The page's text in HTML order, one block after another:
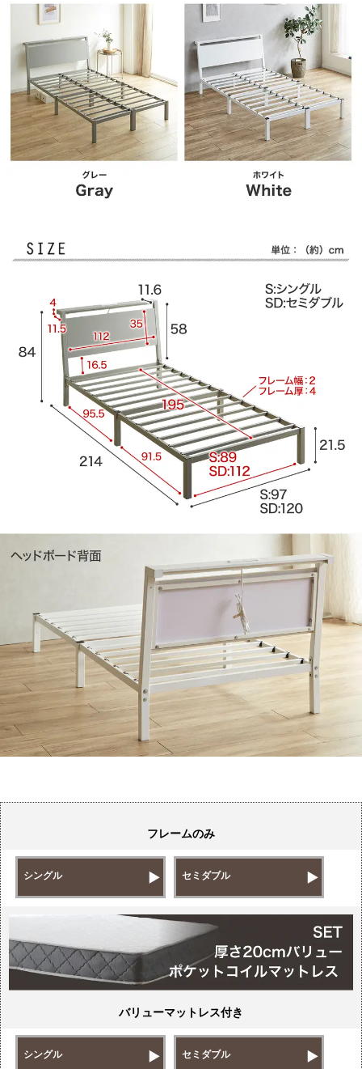
フレームのみ
シングル セミダブル
バリューマットレス付き
シングル セミダブル